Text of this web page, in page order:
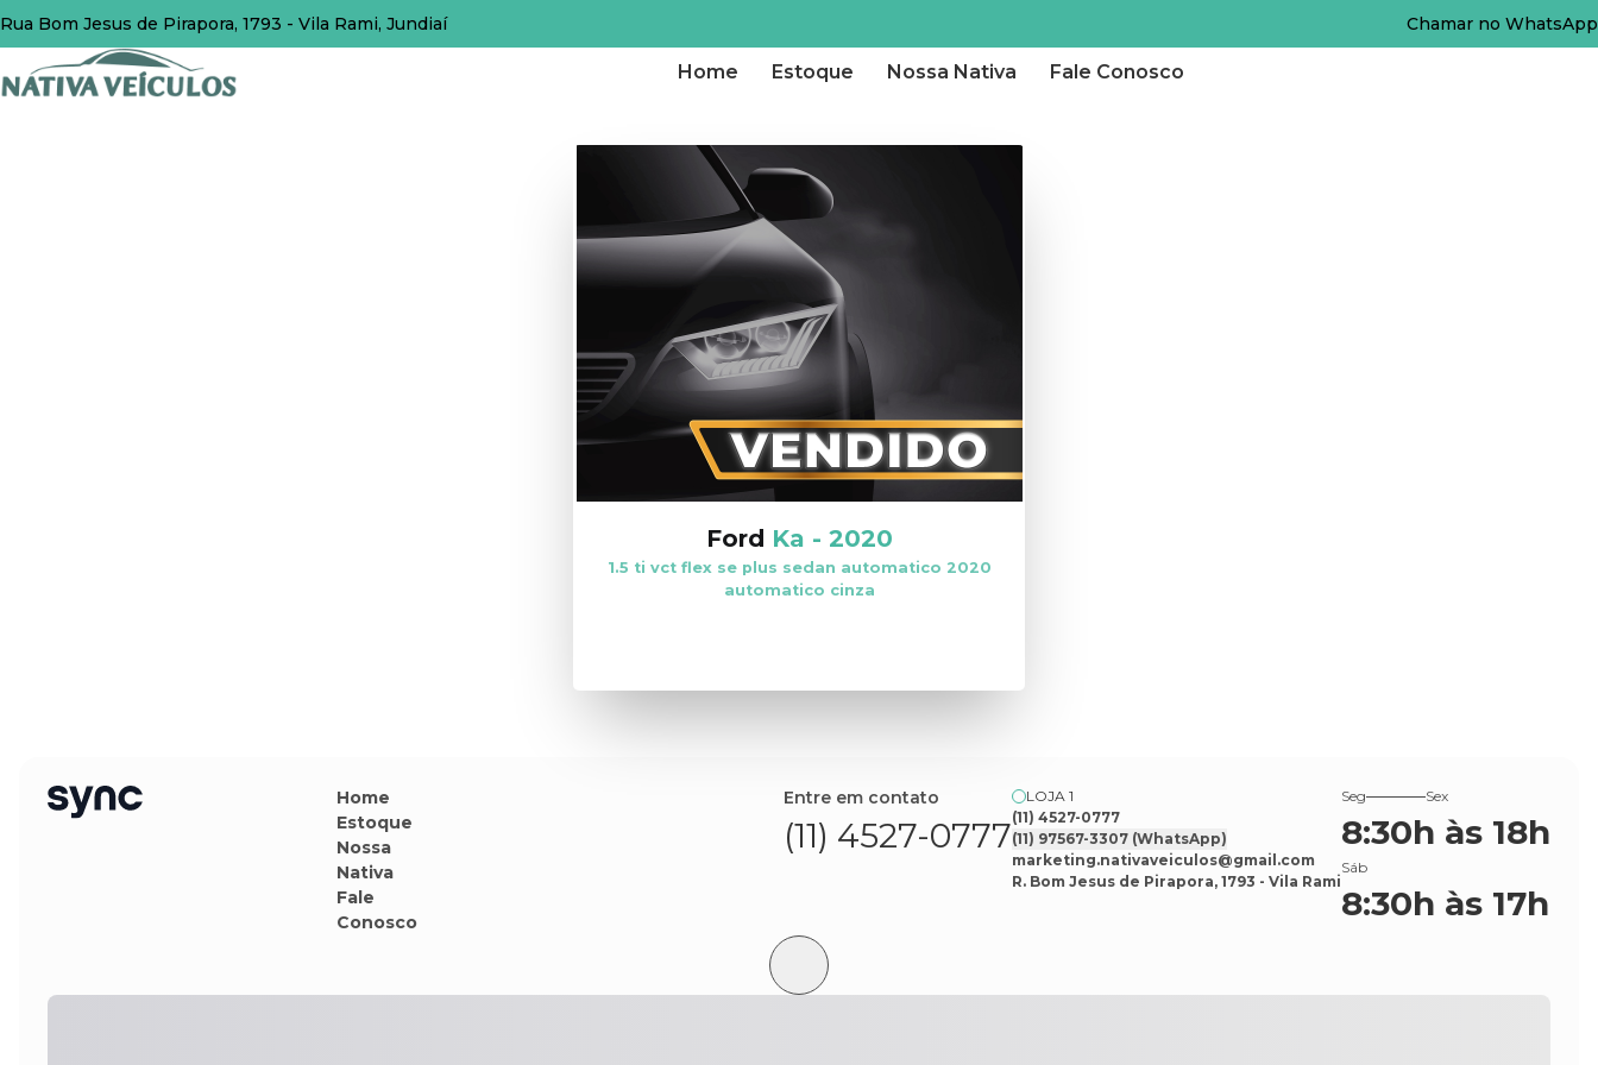
Rua Bom Jesus de Pirapora, 1793 - Vila Rami, Jundiaí Chamar no WhatsApp
Home Estoque Nossa Nativa Fale Conosco
Ford Ka - 2020
1.5 ti vct flex se plus sedan automatico 2020
automatico cinza
Home
Estoque
Nossa
Nativa
Fale
Conosco
Entre em contato
(11) 4527-0777
LOJA 1
(11) 4527-0777
(11) 97567-3307 (WhatsApp)
marketing.nativaveiculos@gmail.com
R. Bom Jesus de Pirapora, 1793 - Vila Rami
Seg Sex
8:30h às 18h
Sáb
8:30h às 17h